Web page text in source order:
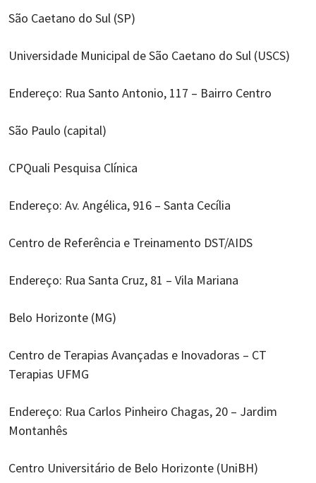
São Caetano do Sul (SP)
Universidade Municipal de São Caetano do Sul (USCS)
Endereço: Rua Santo Antonio, 117 – Bairro Centro
São Paulo (capital)
CPQuali Pesquisa Clínica
Endereço: Av. Angélica, 916 – Santa Cecília
Centro de Referência e Treinamento DST/AIDS
Endereço: Rua Santa Cruz, 81 – Vila Mariana
Belo Horizonte (MG)
Centro de Terapias Avançadas e Inovadoras – CT
Terapias UFMG
Endereço: Rua Carlos Pinheiro Chagas, 20 – Jardim
Montanhês
Centro Universitário de Belo Horizonte (UniBH)